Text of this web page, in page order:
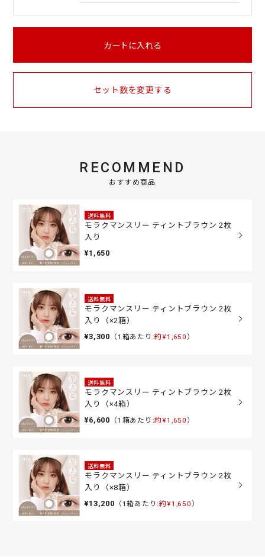
カートに入れる
セット数を変更する
RECOMMEND
おすすめ商品
送料無料
モラクマンスリー ティントブラウン 2枚
入り
¥1,650
送料無料
モラクマンスリー ティントブラウン 2枚
入り（×2箱）
¥3,300 （1箱あたり:約¥1,650 ）
送料無料
モラクマンスリー ティントブラウン 2枚
入り（×4箱）
¥6,600 （1箱あたり:約¥1,650 ）
送料無料
モラクマンスリー ティントブラウン 2枚
入り（×8箱）
¥13,200 （1箱あたり:約¥1,650 ）